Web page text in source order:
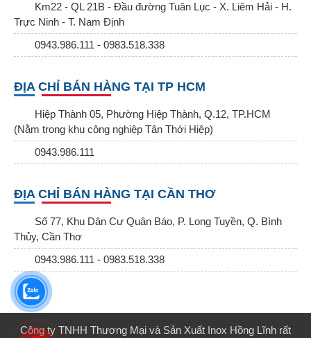
Km22 - QL 21B - Đầu đường Tuân Lục - X. Liêm Hải - H.
Trực Ninh - T. Nam Định
0943.986.111 - 0983.518.338
ĐỊA CHỈ BÁN HÀNG TẠI TP HCM
Hiệp Thành 05, Phường Hiệp Thành, Q.12, TP.HCM
(Nằm trong khu công nghiệp Tân Thới Hiệp)
0943.986.111
ĐỊA CHỈ BÁN HÀNG TẠI CẦN THƠ
Số 77, Khu Dân Cư Quân Báo, P. Long Tuyền, Q. Bình
Thủy, Cần Thơ
0943.986.111 - 0983.518.338
Công ty TNHH Thương Mại và Sản Xuất Inox Hồng Lĩnh rất